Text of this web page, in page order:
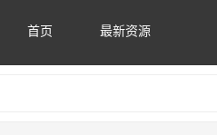
首页 最新资源